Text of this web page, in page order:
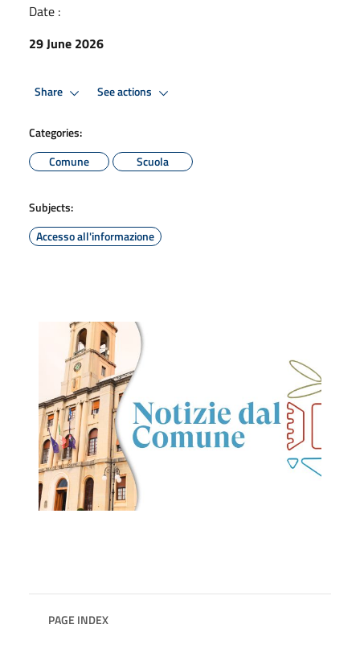
Date :
29 June 2026
Share See actions
Categories:
Comune
Scuola
Subjects:
Accesso all'informazione
PAGE INDEX